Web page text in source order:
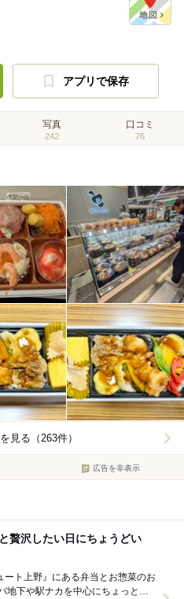
アプリで保存
写真
242
口コミ
76
見る（263件）
広告を非表示
沢したい日にちょうどい
ート上野』にある弁当とお惣菜のお